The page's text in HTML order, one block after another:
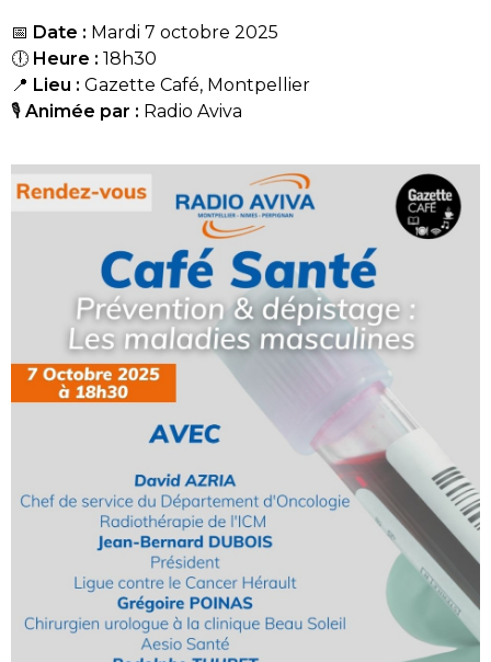
📅 Date : Mardi 7 octobre 2025
🕕 Heure : 18h30
📍 Lieu : Gazette Café, Montpellier
🎙️ Animée par : Radio Aviva